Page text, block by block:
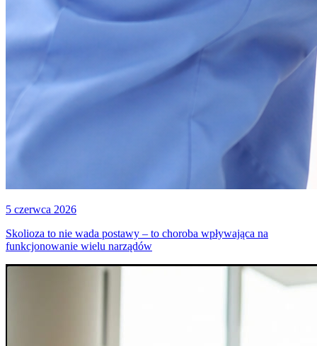
5 czerwca 2026
Skolioza to nie wada postawy – to choroba wpływająca na
funkcjonowanie wielu narządów